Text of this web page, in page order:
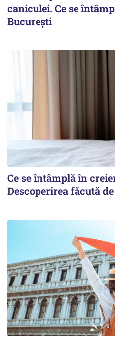
caniculei. Ce se
București
Ce se întâmplă în
Descoperirea făcută